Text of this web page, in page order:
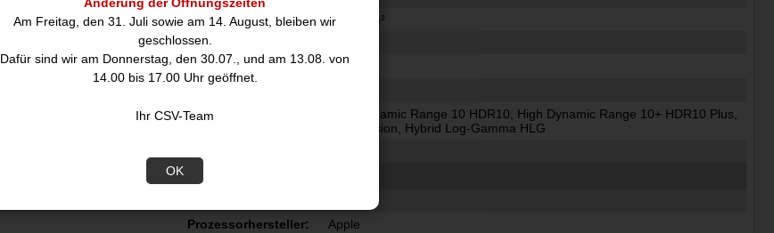
Am Freitag, den 31. Juli sowie am 14. August, bleiben wir
geschlossen.
Dafür sind wir am Donnerstag, den 30.07., und am 13.08. von
14.00 bis 17.00 Uhr geöffnet.
Ihr CSV-Team
OK
Helligkeit:
500 cd/m²
True Tone-Technologie:
Technologie mit hohem Dynamikbereich HDR:
High Dynamic Range 10 HDR10, High Dynamic Range 10+ HDR10 Plus,
Dolby Vision, Hybrid Log-Gamma HLG
Prozessorhersteller:
Apple